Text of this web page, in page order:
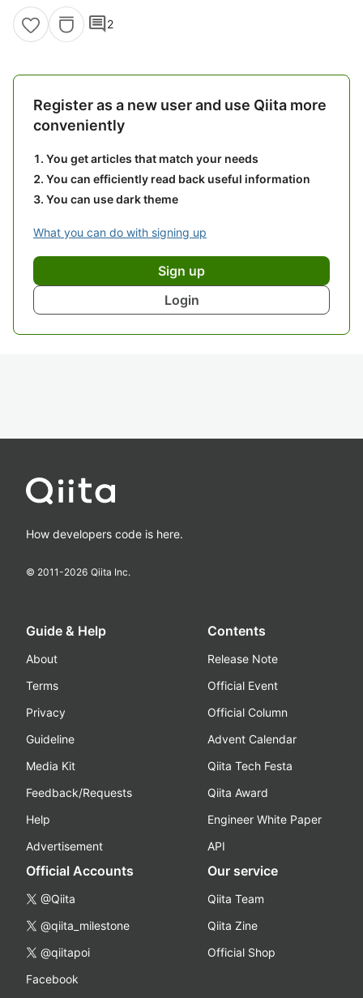
comment2
Register as a new user and use Qiita more
conveniently
You get articles that match your needs
You can efficiently read back useful information
You can use dark theme
What you can do with signing up
Sign up
Login
How developers code is here.
© 2011-2026 Qiita Inc.
Guide & Help
About
Terms
Privacy
Guideline
Media Kit
Feedback/Requests
Help
Advertisement
Contents
Release Note
Official Event
Official Column
Advent Calendar
Qiita Tech Festa
Qiita Award
Engineer White Paper
API
Official Accounts
@Qiita
@qiita_milestone
@qiitapoi
Facebook
Our service
Qiita Team
Qiita Zine
Official Shop